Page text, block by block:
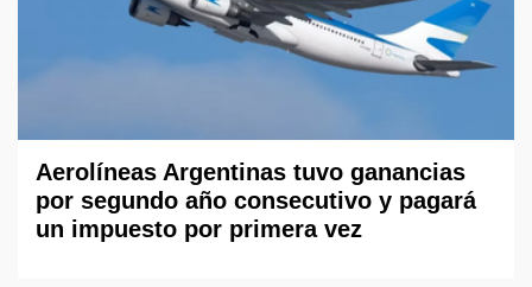
Aerolíneas Argentinas tuvo ganancias
por segundo año consecutivo y pagará
un impuesto por primera vez